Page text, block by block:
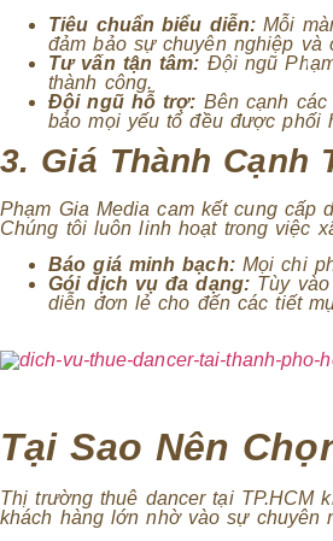
Tiêu chuẩn biểu diễn: Mỗi
đảm bảo sự chuyên nghiệp và
Tư vấn tận tâm: Đội ngũ
thành công.
Đội ngũ hỗ trợ: Bên cạnh
bảo mọi yếu tố đều được phối
3. Giá Thành Cạnh
Phạm Gia Media cam kết cung cấp
Chúng tôi luôn linh hoạt trong việc
Báo giá minh bạch:Mọi chi
Gói dịch vụ đa dạng: Tùy
diễn đơn lẻ cho đến các tiết
Tại Sao Nên
Thị trường thuê dancer tại TP.HCM
khách hàng lớn nhờ vào sự chuyên